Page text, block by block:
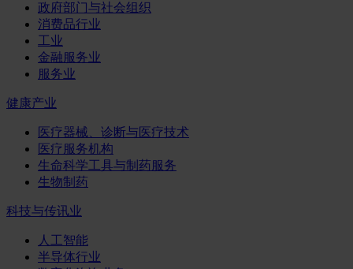
政府部门与社会组织
消费品行业
工业
金融服务业
服务业
健康产业
医疗器械、诊断与医疗技术
医疗服务机构
生命科学工具与制药服务
生物制药
科技与传讯业
人工智能
半导体行业